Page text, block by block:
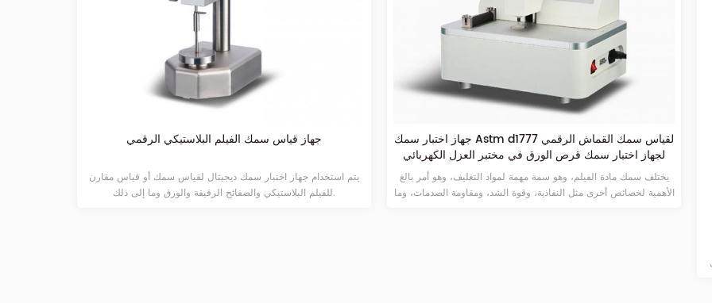
جهاز قياس سمك الفيلم البلاستيكي الرقمي
يتم استخدام جهاز اختبار سمك ديجيتال لقياس سمك أو قياس مقارن
للفيلم البلاستيكي والصفائح الرقيقة والورق وما إلى ذلك.
جهاز اختبار سمك Astm d1777 لقياس سمك القماش الرقمي
لجهاز اختبار سمك قرص الورق في مختبر العزل الكهربائي
الصلب
يختلف سمك مادة الفيلم، وهو سمة مهمة لمواد التغليف، وهو أمر بالغ
الأهمية لخصائص أخرى مثل النفاذية، وقوة الشد، ومقاومة الصدمات، وما